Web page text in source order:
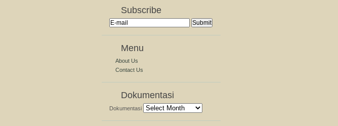
Subscribe
Menu
About Us
Contact Us
Dokumentasi
Dokumentasi